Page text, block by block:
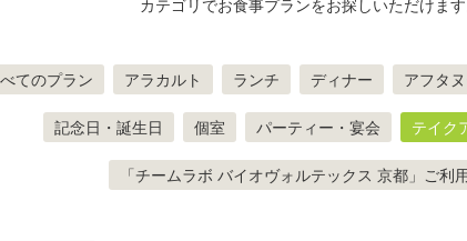
カテゴリでお食事プランをお探しいただけます
てのプラン アラカルト ランチ ディナー アフタ
記念日・誕生日 個室 パーティー・宴会 テイク
「チームラボ バイオヴォルテックス 京都」ご利